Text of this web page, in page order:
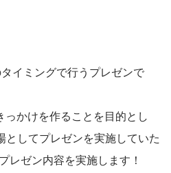
イミングで行うプレゼンで
かけを作ることを目的とし
としてプレゼンを実施していた
レゼン内容を実施します！